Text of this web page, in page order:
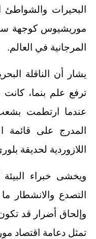
البحيرات والشواطئ
موريشيوس كوجهة
المرجانية في العالم.
يشار أن الناقلة
عندما ارتطمت
المدرج على قائمة
اللازوردية لحديقة
ويخشى خبراء
التصدع والانشطار
وإلحاق أضرار قد
تمثل دعامة اقتصاد